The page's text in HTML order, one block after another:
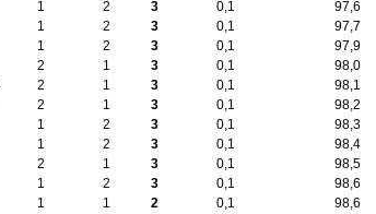
1 2 3 0,1 97,6
1 2 3 0,1 97,7
1 2 3 0,1 97,9
2 1 3 0,1 98,0
2 1 3 0,1 98,1
2 1 3 0,1 98,2
1 2 3 0,1 98,3
1 2 3 0,1 98,4
2 1 3 0,1 98,5
1 2 3 0,1 98,6
1 1 2 0,1 98,6